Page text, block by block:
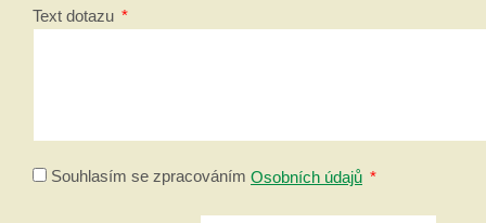
Text dotazu *
Souhlasím se zpracováním Osobních údajů *